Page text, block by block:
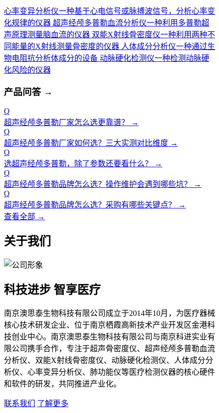
心率变异分析仪一种基于心电信号或脉搏波信号，分析心率变
化规律的仪器 超声经颅多普勒血流分析仪一种利用多普勒超
声原理测量脑血流的仪器 双能X射线骨密度仪一种利用两种不
同能量的X射线测量骨密度的仪器 人体成分分析仪一种通过生
物电阻抗分析体成分的设备 动脉硬化检测仪一种检测动脉硬
化风险的仪器
产品问答 →
Q
超声经颅多普勒厂家怎么选更靠谱？
→
Q
超声经颅多普勒厂家如何选？三大实测对比维度 →
Q
选超声经颅多普勒，除了参数还要看什么？
→
Q
超声经颅多普勒品牌怎么选？操作维护会遇到哪些坑？
→
Q
超声经颅多普勒品牌怎么选？采购有哪些关键点？
→
查看全部 →
关于我们
科技进步 智享医疗
南京澳思泰生物科技有限公司成立于2014年10月，为医疗器械
核心技术研发企业、位于南京栖霞高新技术产业开发区金港科
技创业中心。南京澳思泰生物科技有限公司与南京科进实业有
限公司携手合作，专注于超声骨密度仪、超声经颅多普勒血流
分析仪、双能X射线骨密度仪、动脉硬化检测仪、人体成分分
析仪、心率变异分析仪、肺功能仪等医疗检测仪器的核心硬件
和软件的研发，共同推进产业化。
联系我们 了解更多